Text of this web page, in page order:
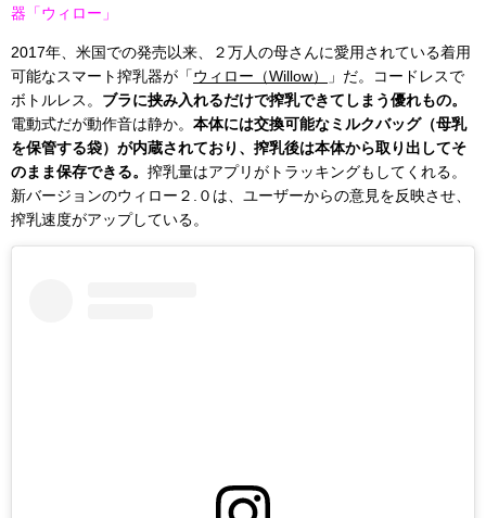
器「ウィロー」
2017年、米国での発売以来、２万人の母さんに愛用されている着用
可能なスマート搾乳器が「ウィロー（Willow）
」だ。コードレスで
ボトルレス。 ブラに挟み入れるだけで搾乳できてしまう優れもの。
電動式だが動作音は静か。 本体には交換可能なミルクバッグ（母乳
を保管する袋）が内蔵されており、搾乳後は本体から取り出してそ
のまま保存できる。 搾乳量はアプリがトラッキングもしてくれる。
新バージョンのウィロー２.０は、ユーザーからの意見を反映させ、
搾乳速度がアップしている。